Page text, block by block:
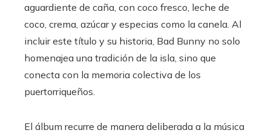
aguardiente de caña, con coco fresco, leche de
coco, crema, azúcar y especias como la canela. Al
incluir este título y su historia, Bad Bunny no solo
homenajea una tradición de la isla, sino que
conecta con la memoria colectiva de los
puertorriqueños.
El álbum recurre de manera deliberada a la música